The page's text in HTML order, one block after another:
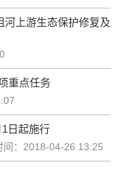
河上游生态保护修复及
重点任务
日起施行
间：2018-04-26 13:25